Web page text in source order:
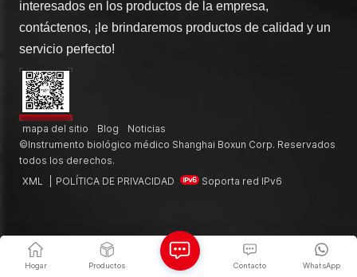
interesados en los productos de la empresa,
contáctenos, ¡le brindaremos productos de calidad y un
servicio perfecto!
mapa del sitio Blog
Noticias
©Instrumento biológico médico Shanghai Boxun Corp. Reservados
todos los derechos.
XML
POLÍTICA DE PRIVACIDAD Soporta red IPv6
Hogar Productos WhatsApp
Contacto